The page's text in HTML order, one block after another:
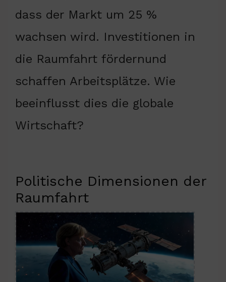
dass der Markt um 25 %
wachsen wird. Investitionen in
die Raumfahrt fördernund
schaffen Arbeitsplätze. Wie
beeinflusst dies die globale
Wirtschaft?
Politische Dimensionen der
Raumfahrt